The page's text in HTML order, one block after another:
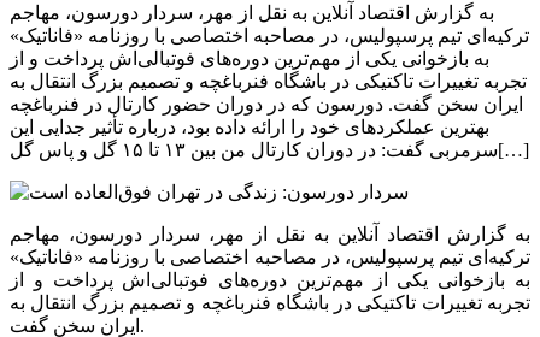
به گزارش اقتصاد آنلاین به نقل از مهر، سردار دورسون، مهاجم
ترکیه‌ای تیم پرسپولیس، در مصاحبه اختصاصی با روزنامه «فاناتیک»
به بازخوانی یکی از مهم‌ترین دوره‌های فوتبالی‌اش پرداخت و از
تجربه تغییرات تاکتیکی در باشگاه فنرباغچه و تصمیم بزرگ انتقال به
ایران سخن گفت. دورسون که در دوران حضور کارتال در فنرباغچه
بهترین عملکردهای خود را ارائه داده بود، درباره تأثیر جدایی این
سرمربی گفت: در دوران کارتال من بین ۱۳ تا ۱۵ گل و پاس گل[…]
به گزارش اقتصاد آنلاین به نقل از مهر، سردار دورسون، مهاجم
ترکیه‌ای تیم پرسپولیس، در مصاحبه اختصاصی با روزنامه «فاناتیک»
به بازخوانی یکی از مهم‌ترین دوره‌های فوتبالی‌اش پرداخت و از
تجربه تغییرات تاکتیکی در باشگاه فنرباغچه و تصمیم بزرگ انتقال به
ایران سخن گفت.